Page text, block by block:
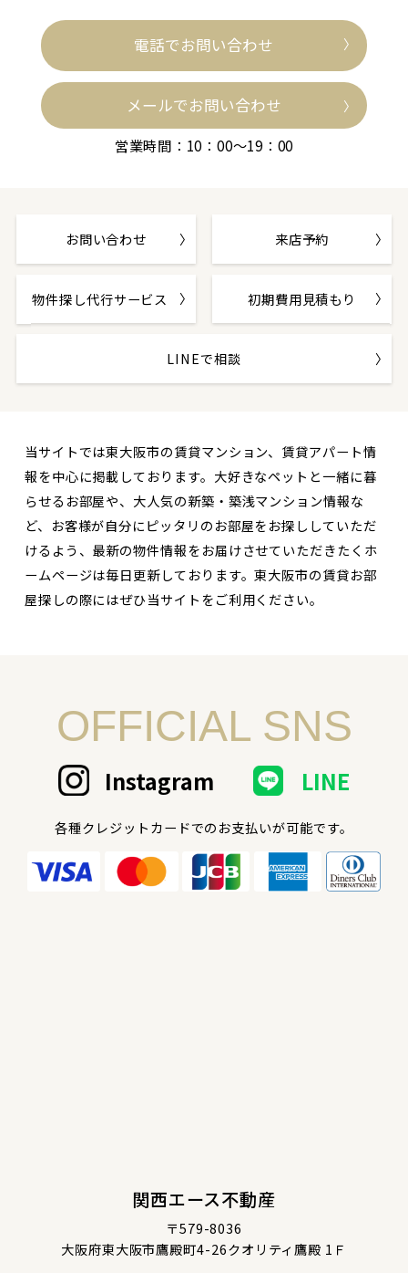
電話でお問い合わせ
メールでお問い合わせ
営業時間：10：00～19：00
お問い合わせ 来店予約
物件探し代行サービス 初期費用見積もり
LINEで相談
当サイトでは東大阪市の賃貸マンション、賃貸アパート情
報を中心に掲載しております。大好きなペットと一緒に暮
らせるお部屋や、大人気の新築・築浅マンション情報な
ど、お客様が自分にピッタリのお部屋をお探ししていただ
けるよう、最新の物件情報をお届けさせていただきたくホ
ームページは毎日更新しております。東大阪市の賃貸お部
屋探しの際にはぜひ当サイトをご利用ください。
OFFICIAL SNS
Instagram LINE
各種クレジットカードでのお支払いが可能です。
関西エース不動産
〒579-8036
大阪府東大阪市鷹殿町4-26クオリティ鷹殿 1Ｆ